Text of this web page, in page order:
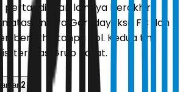
pertandingan lainnya berakhir
atas antara Garudayaksa FC dan
berakhir tanpa gol. Kedua tim
teratas Grup Barat.
2